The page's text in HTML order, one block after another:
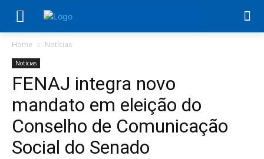
Home Notícias
Notícias
FENAJ integra novo
mandato em eleição do
Conselho de Comunicação
Social do Senado